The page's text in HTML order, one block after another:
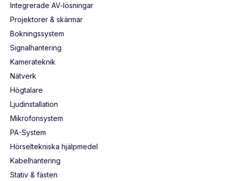
Integrerade AV-lösningar
Projektorer & skärmar
Bokningssystem
Signalhantering
Kamerateknik
Nätverk
Högtalare
Ljudinstallation
Mikrofonsystem
PA-System
Hörseltekniska hjälpmedel
Kabelhantering
Stativ & fästen